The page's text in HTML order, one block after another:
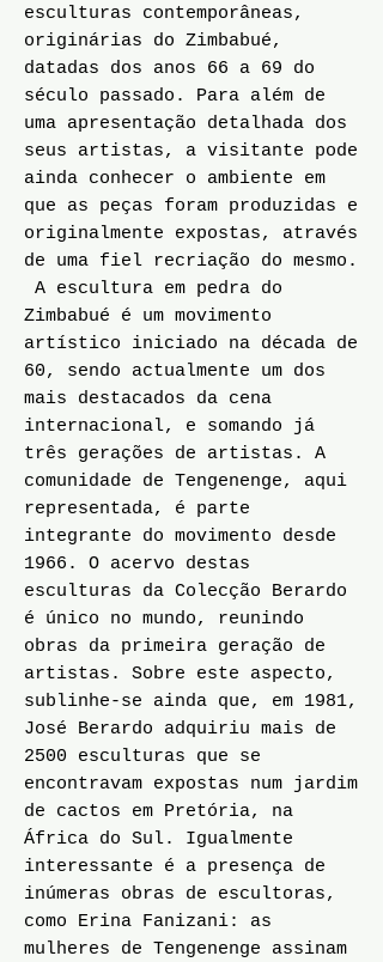
esculturas contemporâneas,
originárias do Zimbabué,
datadas dos anos 66 a 69 do
século passado. Para além de
uma apresentação detalhada dos
seus artistas, a visitante pode
ainda conhecer o ambiente em
que as peças foram produzidas e
originalmente expostas, através
de uma fiel recriação do mesmo.
A escultura em pedra do
Zimbabué é um movimento
artístico iniciado na década de
60, sendo actualmente um dos
mais destacados da cena
internacional, e somando já
três gerações de artistas. A
comunidade de Tengenenge, aqui
representada, é parte
integrante do movimento desde
1966. O acervo destas
esculturas da Colecção Berardo
é único no mundo, reunindo
obras da primeira geração de
artistas. Sobre este aspecto,
sublinhe-se ainda que, em 1981,
José Berardo adquiriu mais de
2500 esculturas que se
encontravam expostas num jardim
de cactos em Pretória, na
África do Sul. Igualmente
interessante é a presença de
inúmeras obras de escultoras,
como Erina Fanizani: as
mulheres de Tengenenge assinam